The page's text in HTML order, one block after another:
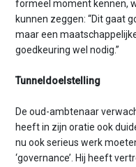
formeel moment kennen,
kunnen zeggen: “Dit gaat
maar een
goedkeuring wel nodig.”
Tunneldoelstelling
De oud-ambtenaar
heeft in zijn oratie ook
nu ook serieus werk
‘governance’. Hij heeft